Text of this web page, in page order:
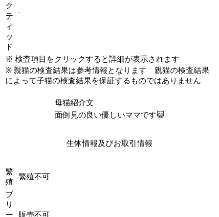
ク
テ
ィ
ッ
ド
-
※ 検査項目をクリックすると詳細が表示されます
※ 親猫の検査結果は参考情報となります 親猫の検査結果
によって子猫の検査結果を保証するものではありません
母猫紹介文
面倒見の良い優しいママです😸
生体情報及びお取引情報
繁
殖
繁殖不可
ブ
リ
ー
販売不可